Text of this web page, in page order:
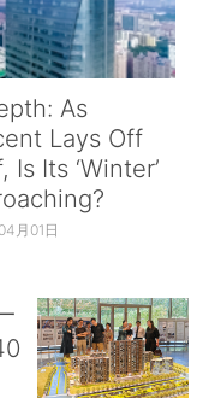
As
Lays Off
Is Its ‘Winter’
月01日